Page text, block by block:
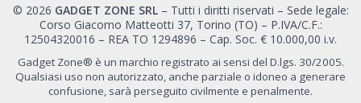
© 2026 GADGET ZONE SRL– Tutti i diritti riservati – Sede legale:
Corso Giacomo Matteotti 37, Torino (TO) – P.IVA/C.F.:
12504320016 – REA TO 1294896 – Cap. Soc. € 10.000,00 i.v.
Gadget Zone® è un marchio registrato ai sensi del D.lgs. 30/2005.
Qualsiasi uso non autorizzato, anche parziale o idoneo a generare
confusione, sarà perseguito civilmente e penalmente.